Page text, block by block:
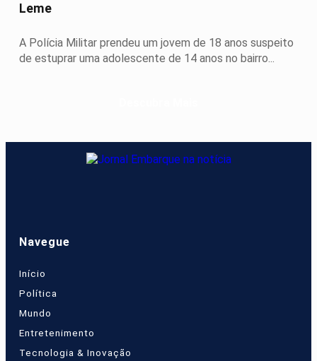
Leme
A Polícia Militar prendeu um jovem de 18 anos suspeito
de estuprar uma adolescente de 14 anos no bairro...
Navegue
Início
Política
Mundo
Entretenimento
Tecnologia & Inovação